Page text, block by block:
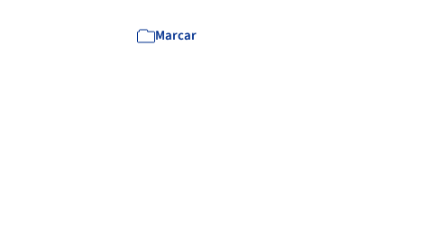
Marcar